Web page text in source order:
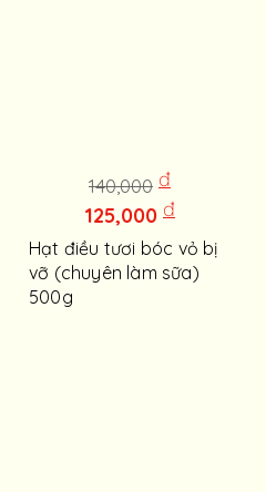
140,000 đ
125,000 đ
Hạt điều tươi bóc vỏ bị
vỡ (chuyên làm sữa)
500g